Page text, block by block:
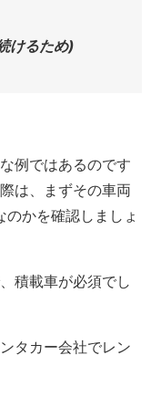
けるため)
例ではあるのです
は、まずその車両
のかを確認しましょ
積載車が必須でし
タカー会社でレン